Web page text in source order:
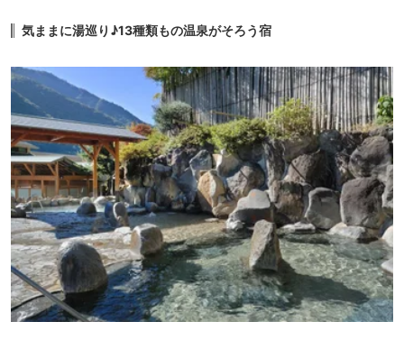
朝食はビュッフェで、オムレツを焼いてくれるというので楽しみにしてい
ズ入りだけでした。
気ままに湯巡り♪13種類もの温泉がそろう宿